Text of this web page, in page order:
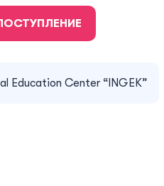
Education Center “INGEK”